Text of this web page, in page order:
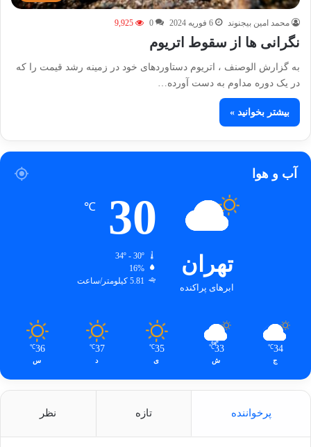
محمد امین بیجنوند 6 فوریه 2024 0
9,925
نگرانی ها از سقوط اتریوم
به گزارش الوصنف ، اتریوم دستاوردهای خود در زمینه رشد قیمت را که
در یک دوره مداوم به دست آورده…
بیشتر بخوانید »
آب و هوا
تهران
ابرهای پراکنده
30
℃
16%
5.81 کیلومتر/ساعت
34
℃
ج
33
℃
ش
35
℃
ی
37
℃
د
36
℃
س
پرخواننده تازه نظر